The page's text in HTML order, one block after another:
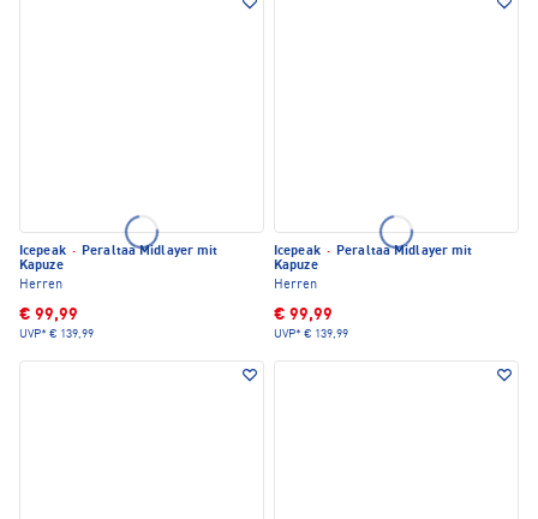
Icepeak · Peraltaa Midlayer mit
Kapuze
Herren
€ 99,99
UVP* € 139,99
Icepeak · Peraltaa Midlayer mit
Kapuze
Herren
€ 99,99
UVP* € 139,99